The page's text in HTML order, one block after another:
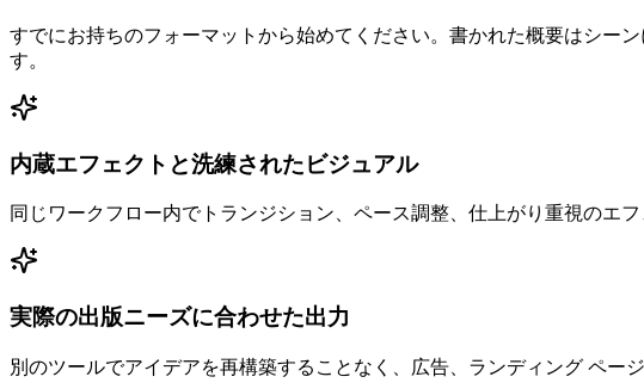
すでにお持ちのフォーマットから始めてください。書かれた概要はシー
す。
内蔵エフェクトと洗練されたビジュアル
同じワークフロー内でトランジション、ペース調整、仕上がり重視のエ
実際の出版ニーズに合わせた出力
別のツールでアイデアを再構築することなく、広告、ランディング ペー